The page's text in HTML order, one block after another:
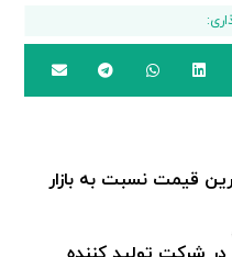
قیمت نسبت به بازار